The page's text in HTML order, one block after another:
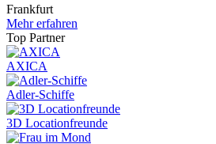
Frankfurt
Mehr erfahren
Top Partner
AXICA
Adler-Schiffe
3D Locationfreunde